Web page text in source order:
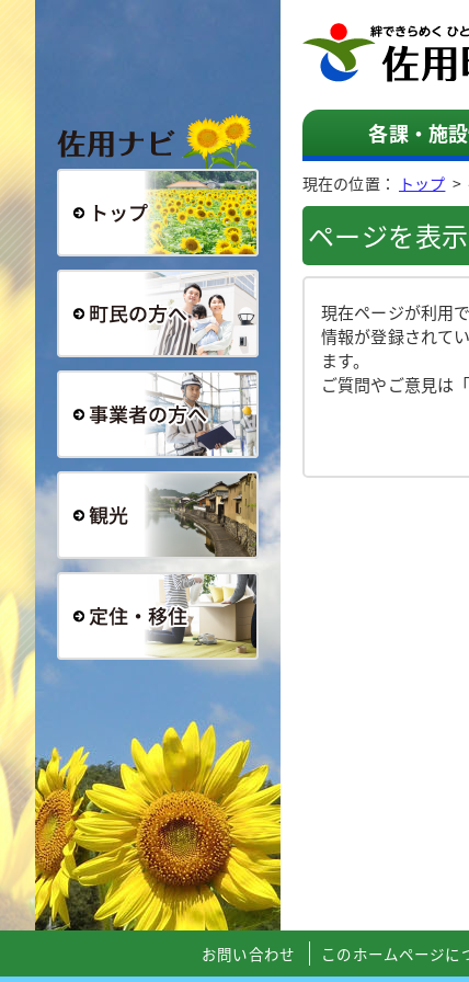
総合トップ
町民の方へ
事業者の方へ
定住・移住
各課・施
現在の位置： トップ >
ページを表
現在ページが利用
情報が登録されて
ます。
ご質問やご意見は「
お問い合わせ このホームページに